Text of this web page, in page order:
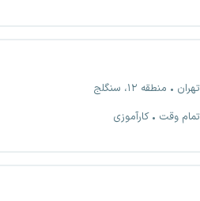
تهران
منطقه ۱۲، سنگلج
تمام وقت
کارآموزی